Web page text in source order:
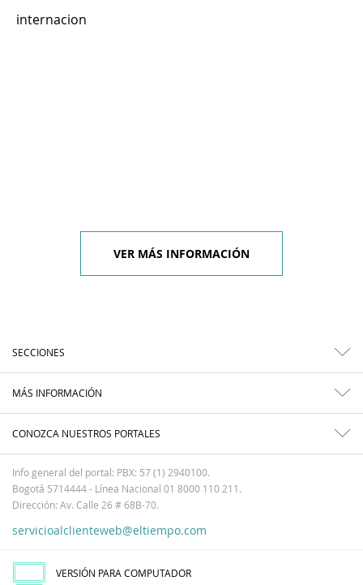
internacion
VER MÁS INFORMACIÓN
SECCIONES
MÁS INFORMACIÓN
CONOZCA NUESTROS PORTALES
Info general del portal: PBX: 57 (1) 2940100.
Bogotá 5714444 - Línea Nacional 01 8000 110 211.
Dirección: Av. Calle 26 # 68B-70.
servicioalclienteweb@eltiempo.com
VERSIÓN PARA COMPUTADOR